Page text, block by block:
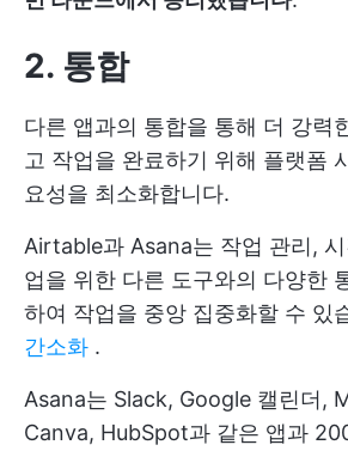
2. 통합
다른 앱과의 통합을 통해 더 강력
고 작업을 완료하기 위해 플랫폼
요성을 최소화합니다.
Airtable과 Asana는 작업 관리,
업을 위한 다른 도구와의 다양한
하여 작업을 중앙 집중화할 수 있
간소화 .
Asana는 Slack, Google 캘린더,
Canva, HubSpot과 같은 앱과